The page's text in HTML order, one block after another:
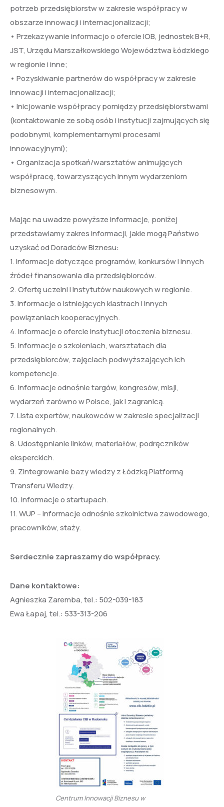
potrzeb przedsiębiorstw w zakresie współpracy w
obszarze innowacji i internacjonalizacji;
• Przekazywanie informacjo o ofercie IOB, jednostek B+R,
JST, Urzędu Marszałkowskiego Województwa Łódzkiego
w regionie i inne;
• Pozyskiwanie partnerów do współpracy w zakresie
innowacji i internacjonalizacji;
• Inicjowanie współpracy pomiędzy przedsiębiorstwami
(kontaktowanie ze sobą osób i instytucji zajmujących się
podobnymi, komplementarnymi procesami
innowacyjnymi);
• Organizacja spotkań/warsztatów animujących
współpracę, towarzyszących innym wydarzeniom
biznesowym.
Mając na uwadze powyższe informacje, poniżej
przedstawiamy zakres informacji, jakie mogą Państwo
uzyskać od Doradców Biznesu:
1. Informacje dotyczące programów, konkursów i innych
źródeł finansowania dla przedsiębiorców.
2. Ofertę uczelni i instytutów naukowych w regionie.
3. Informacje o istniejących klastrach i innych
powiązaniach kooperacyjnych.
4. Informacje o ofercie instytucji otoczenia biznesu.
5. Informacje o szkoleniach, warsztatach dla
przedsiębiorców, zajęciach podwyższających ich
kompetencje.
6. Informacje odnośnie targów, kongresów, misji,
wydarzeń zarówno w Polsce, jak i zagranicą.
7. Lista expertów, naukowców w zakresie specjalizacji
regionalnych.
8. Udostępnianie linków, materiałów, podręczników
eksperckich.
9. Zintegrowanie bazy wiedzy z Łódzką Platformą
Transferu Wiedzy.
10. Informacje o startupach.
11. WUP – informacje odnośnie szkolnictwa zawodowego,
pracowników, staży.
Serdecznie zapraszamy do współpracy.
Dane kontaktowe:
Agnieszka Zaremba, tel.: 502-039-183
Ewa Łapaj, tel.: 533-313-206
Centrum Innowacji Biznesu w